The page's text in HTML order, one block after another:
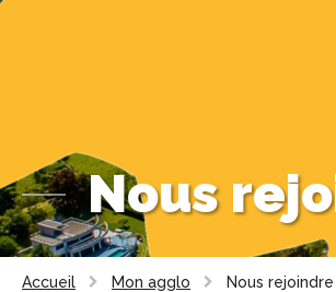
Nous
Accueil Mon agglo Nous rejoindre